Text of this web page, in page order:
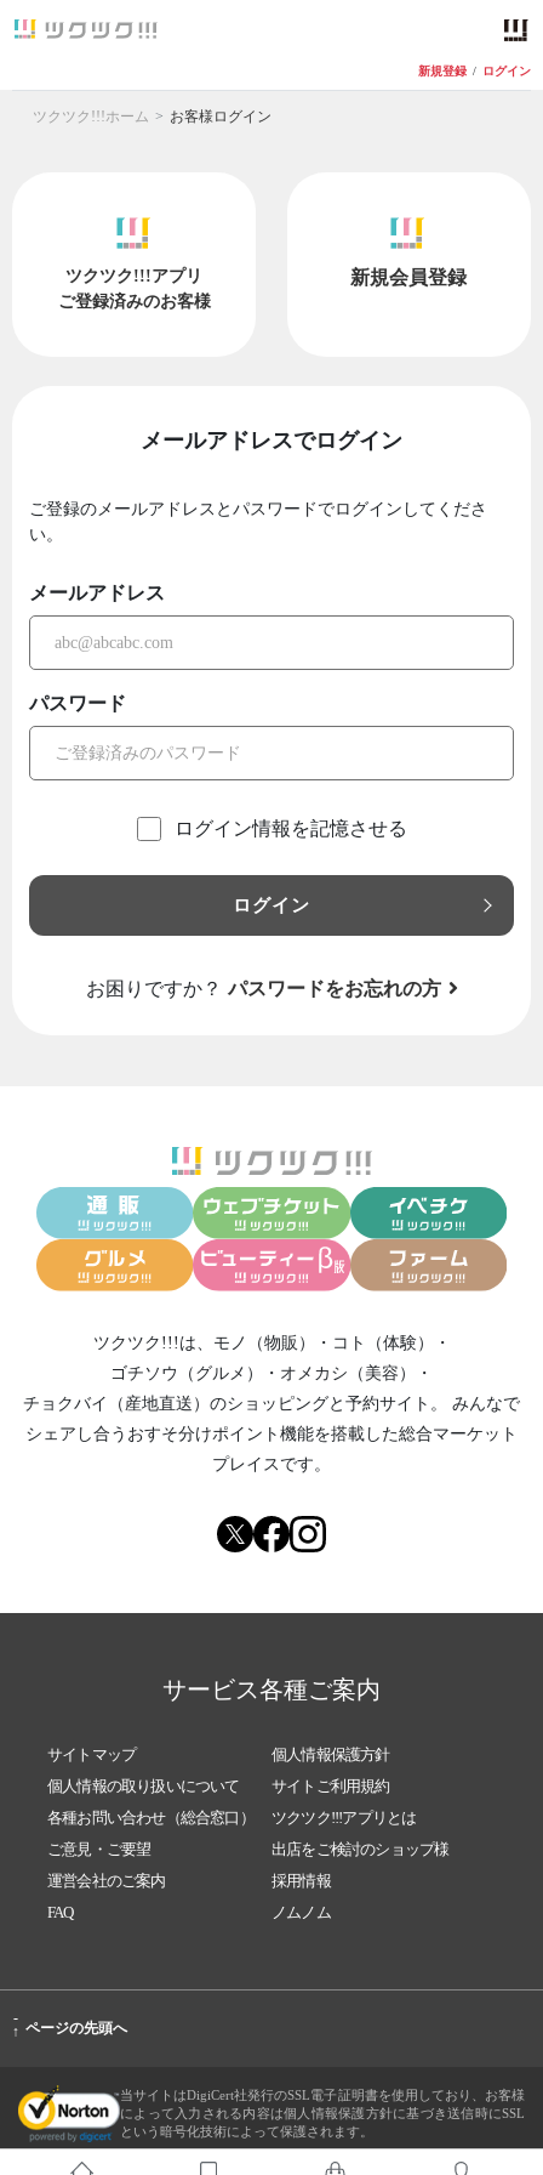
新規登録 / ログイン
ツクツク!!!ホーム お客様ログイン
ツクツク!!!アプリ
ご登録済みのお客様
新規会員登録
メールアドレスでログイン
ご登録のメールアドレスとパスワードでログインしてくださ
い。
メールアドレス
パスワード
ログイン情報を記憶させる
ログイン
お困りですか？ パスワードをお忘れの方
ツクツク!!!は、 モノ（物販） ・ コト（体験）
・
ゴチソウ（グルメ）
・ オメカシ（美容）
・
チョクバイ（産地直送） のショッピングと予約サイト。
みんなで
シェアし合う おすそ分けポイント機能を搭載した総合マーケット
プレイスです。
サービス各種ご案内
サイトマップ
個人情報保護方針
個人情報の取り扱いについて
サイトご利用規約
各種お問い合わせ（総合窓口）
ツクツク!!!アプリとは
ご意見・ご要望
出店をご検討のショップ様
運営会社のご案内
採用情報
FAQ
ノムノム
-
↑ ページの先頭へ
当サイトはDigiCert社発行のSSL電子証明書を使用しており、お客様
によって入力される内容は個人情報保護方針に基づき送信時にSSL
という暗号化技術によって保護されます。